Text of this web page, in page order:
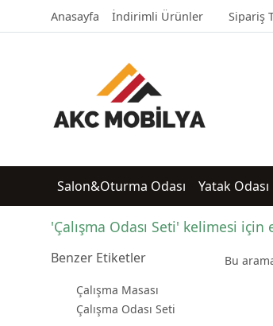
Anasayfa İndirimli Ürünler Sipariş
Salon&Oturma Odası Yatak Odası
'Çalışma Odası Seti' kelimesi için
Benzer Etiketler
Çalışma Masası
Çalışma Odası Seti
Bu